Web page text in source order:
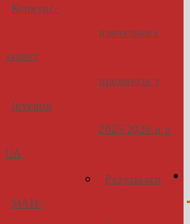
Конкурс-
захист
Inventor
UA
МАН-
навчальних
предметів у
2025/2026 н.р
Результати